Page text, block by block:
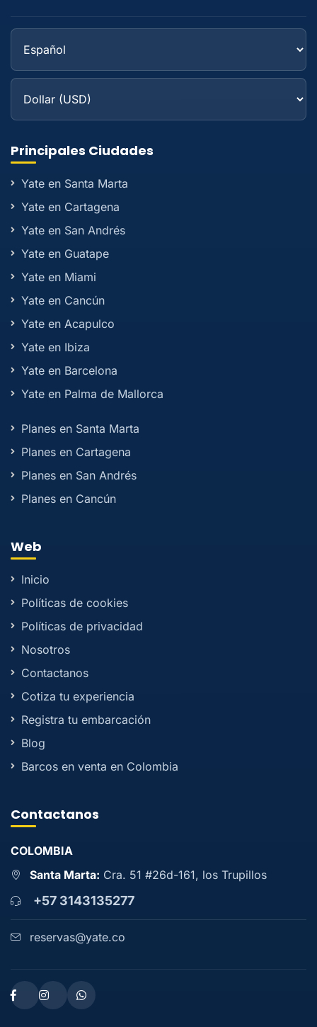
Principales Ciudades
Yate en Santa Marta
Yate en Cartagena
Yate en San Andrés
Yate en Guatape
Yate en Miami
Yate en Cancún
Yate en Acapulco
Yate en Ibiza
Yate en Barcelona
Yate en Palma de Mallorca
Planes en Santa Marta
Planes en Cartagena
Planes en San Andrés
Planes en Cancún
Web
Inicio
Políticas de cookies
Políticas de privacidad
Nosotros
Contactanos
Cotiza tu experiencia
Registra tu embarcación
Blog
Barcos en venta en Colombia
Contactanos
COLOMBIA
Santa Marta: Cra. 51 #26d-161, los Trupillos
+57 3143135277
reservas@yate.co